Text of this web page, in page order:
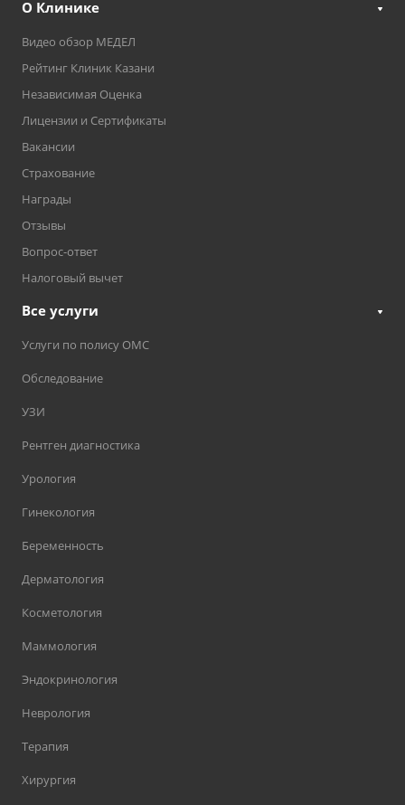
О Клинике
Видео обзор МЕДЕЛ
Рейтинг Клиник Казани
Независимая Оценка
Лицензии и Сертификаты
Вакансии
Страхование
Награды
Отзывы
Вопрос-ответ
Налоговый вычет
Все услуги
Услуги по полису ОМС
Обследование
УЗИ
Рентген диагностика
Урология
Гинекология
Беременность
Дерматология
Косметология
Маммология
Эндокринология
Неврология
Терапия
Хирургия